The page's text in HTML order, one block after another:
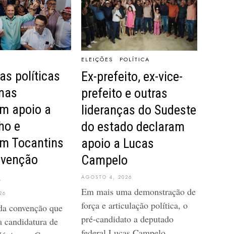
políticas
apoio a
e
Tocantins
convenção que
candidatura de
ELEIÇÕES · POLÍTICA
Ex-prefeito, ex-vice-
prefeito e outras
lideranças do Sudeste
do estado declaram
apoio a Lucas
Campelo
AGOSTO 4, 2026
Em mais uma demonstração de
força e articulação política, o
pré-candidato a deputado